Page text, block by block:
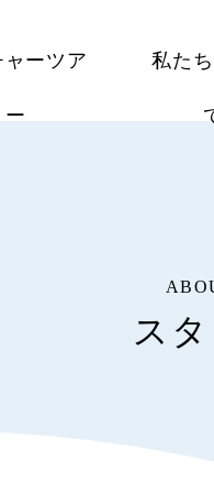
ーツア
ー
私た
ス